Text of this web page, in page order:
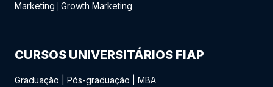
Marketing
Growth Marketing
CURSOS UNIVERSITÁRIOS FIAP
Graduação Pós-graduação MBA